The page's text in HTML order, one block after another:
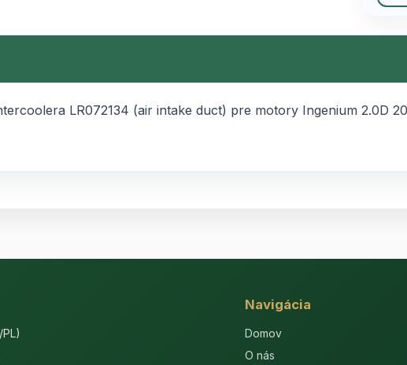
LR072134 (air intake duct) pre motory Ingenium 2.0D
Navigácia
Domov
O nás